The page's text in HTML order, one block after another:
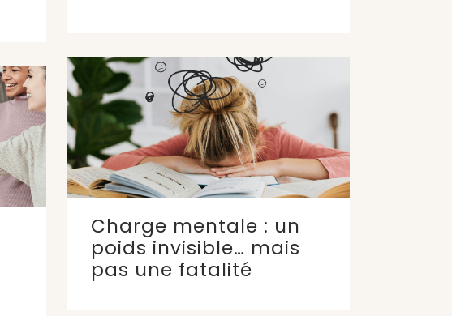
Charge mentale : un
poids invisible… mais
pas une fatalité